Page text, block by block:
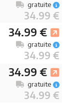
34.99 €
gratuite
34.99 €
34.99 €
gratuite
34.99 €
34.99 €
gratuite